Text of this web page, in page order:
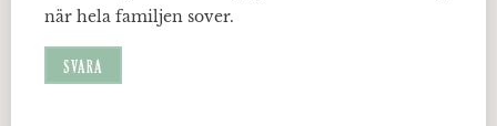
när hela familjen sover.
SVARA